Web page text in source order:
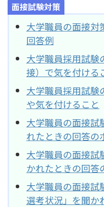
面接試験対策
大学職員の面接対
回答例
大学職員採用試験
接）で気を付ける
大学職員採用試験
や気を付けること
大学職員の面接試
れたときの回答の
大学職員の面接試
かれたときの回答
大学職員の面接試
選考状況」を聞か